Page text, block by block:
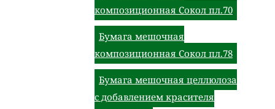
композиционная Сокол пл.70
Бумага мешочная
композиционная Сокол пл.78
Бумага мешочная целлюлоза
с добавлением красителя